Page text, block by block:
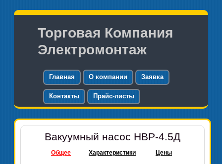
Торговая Компания
Электромонтаж
Главная О компании Заявка
Контакты Прайс-листы
Вакуумный насос НВР-4.5Д
Общее Характеристики Цены